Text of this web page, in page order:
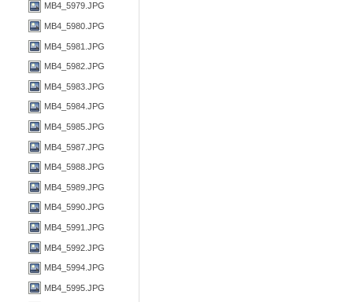
MB4_5979.JPG
MB4_5980.JPG
MB4_5981.JPG
MB4_5982.JPG
MB4_5983.JPG
MB4_5984.JPG
MB4_5985.JPG
MB4_5987.JPG
MB4_5988.JPG
MB4_5989.JPG
MB4_5990.JPG
MB4_5991.JPG
MB4_5992.JPG
MB4_5994.JPG
MB4_5995.JPG